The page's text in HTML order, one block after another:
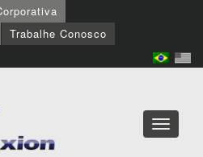
Trabalhe Conosco